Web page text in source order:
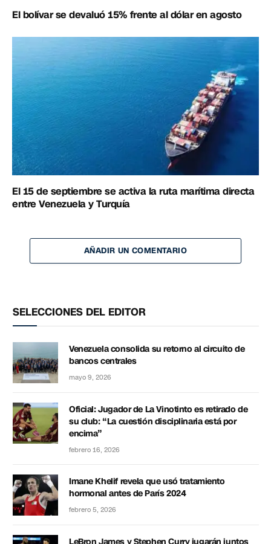
El bolívar se devaluó 15% frente al dólar en agosto
El 15 de septiembre se activa la ruta marítima directa
entre Venezuela y Turquía
AÑADIR UN COMENTARIO
SELECCIONES DEL EDITOR
Venezuela consolida su retorno al circuito de
bancos centrales
mayo 9, 2026
Oficial: Jugador de La Vinotinto es retirado de
su club: “La cuestión disciplinaria está por
encima”
febrero 16, 2026
Imane Khelif revela que usó tratamiento
hormonal antes de París 2024
febrero 5, 2026